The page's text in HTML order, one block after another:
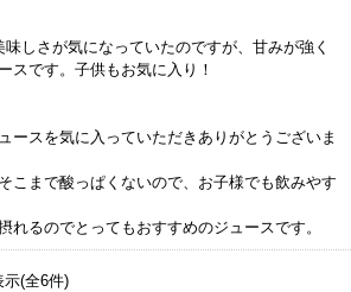
しさが気になっていたのですが、甘みが強く
スです。子供もお気に入り！
ースを気に入っていただきありがとうございま
こまで酸っぱくないので、お子様でも飲みやす
れるのでとってもおすすめのジュースです。
(全6件)